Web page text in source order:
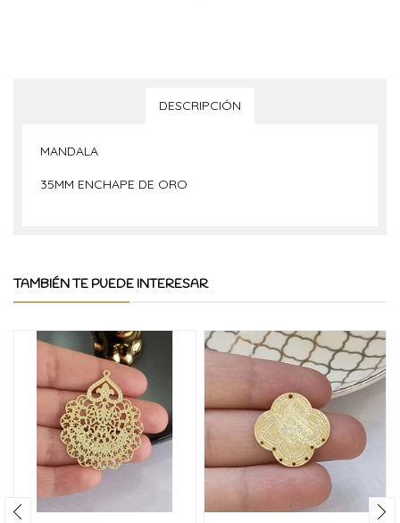
DESCRIPCIÓN
MANDALA
35MM ENCHAPE DE ORO
TAMBIÉN TE PUEDE INTERESAR